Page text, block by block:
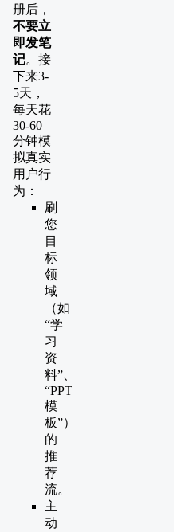
册后，
不要立
即发笔
记。接
下来3-
5天，
每天花
30-60
分钟模
拟真实
用户行
为：
刷
您
目
标
领
域
（如
“学
习
资
料”、
“PPT
模
板”）
的
推
荐
流。
主
动